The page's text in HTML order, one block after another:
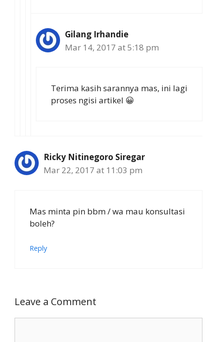
Gilang Irhandie
Mar 14, 2017 at 5:18 pm
Terima kasih sarannya mas, ini lagi
proses ngisi artikel 😀
Ricky Nitinegoro Siregar
Mar 22, 2017 at 11:03 pm
Mas minta pin bbm / wa mau konsultasi
boleh?
Reply
Leave a Comment